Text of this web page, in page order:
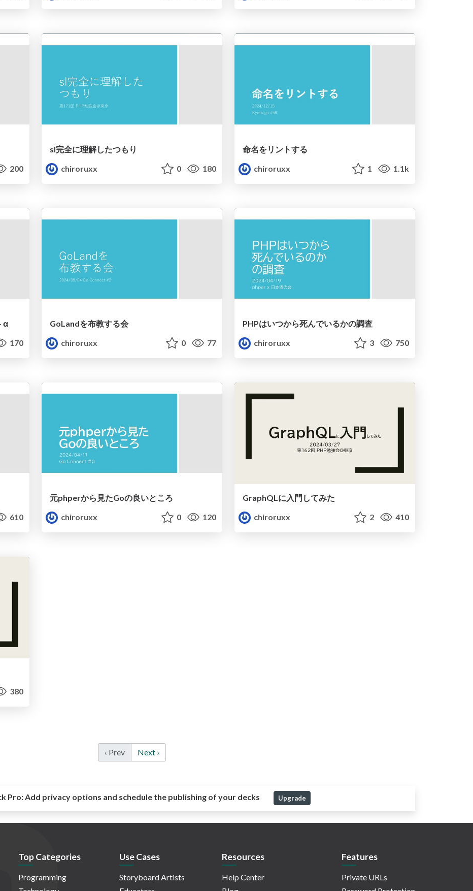
200
sl完全に理解したつもり
chiroruxx
0 180
命名をリントする
chiroruxx
1 1.1k
α
170
GoLandを布教する会
chiroruxx
0 77
PHPはいつから死んでいるかの調査
chiroruxx
3 750
610
元phperから見たGoの良いところ
chiroruxx
0 120
GraphQLに入門してみた
chiroruxx
2 410
380
‹ Prev Next ›
Pro:Add privacy options and schedule the publishing of your decks Upgrade
Top Categories
Programming
Use Cases
Storyboard Artists
Resources
Help Center
Features
Private URLs